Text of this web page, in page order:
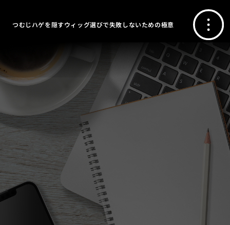
つむじハゲを隠すウィッグ選びで失敗しないための極意